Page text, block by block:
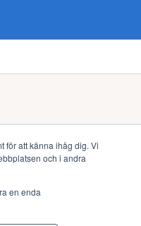
för att känna ihåg dig. Vi
och i andra
en enda